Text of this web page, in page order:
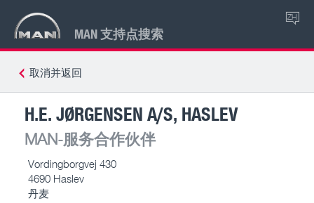
MAN 支持点搜索
ZH
取消并返回
H.E. JØRGENSEN A/S, HASLEV
MAN-服务合作伙伴
Vordingborgvej 430
4690 Haslev
丹麦